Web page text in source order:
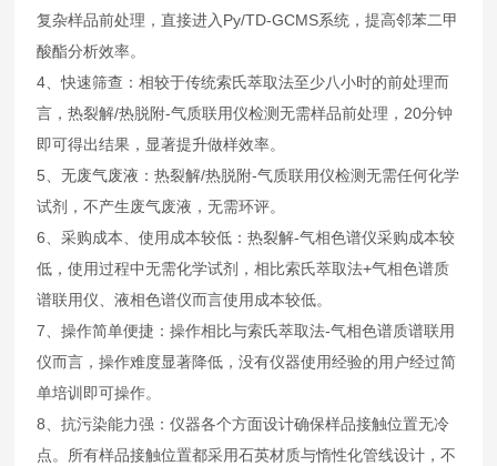
复杂样品前处理，直接进入Py/TD-GCMS系统，提高邻苯二甲
酸酯分析效率。
4、快速筛查：相较于传统索氏萃取法至少八小时的前处理而
言，热裂解/热脱附-气质联用仪检测无需样品前处理，20分钟
即可得出结果，显著提升做样效率。
5、无废气废液：热裂解/热脱附-气质联用仪检测无需任何化学
试剂，不产生废气废液，无需环评。
6、采购成本、使用成本较低：热裂解-气相色谱仪采购成本较
低，使用过程中无需化学试剂，相比索氏萃取法+气相色谱质
谱联用仪、液相色谱仪而言使用成本较低。
7、操作简单便捷：操作相比与索氏萃取法-气相色谱质谱联用
仪而言，操作难度显著降低，没有仪器使用经验的用户经过简
单培训即可操作。
8、抗污染能力强：仪器各个方面设计确保样品接触位置无冷
点。所有样品接触位置都采用石英材质与惰性化管线设计，不